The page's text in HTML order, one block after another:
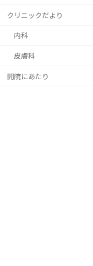
クリニックだより
内科
皮膚科
開院にあたり